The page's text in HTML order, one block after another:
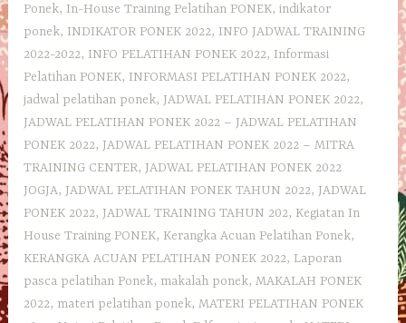
Ponek, In-House Training Pelatihan PONEK,indikator
ponek, INDIKATOR PONEK 2022, INFO JADWAL TRAINING
2022-2022, INFO PELATIHAN PONEK 2022, Informasi
Pelatihan PONEK, INFORMASI PELATIHAN PONEK 2022,
jadwal pelatihan ponek, JADWAL PELATIHAN PONEK 2022,
JADWAL PELATIHAN PONEK 2022 – JADWAL PELATIHAN
PONEK 2022, JADWAL PELATIHAN PONEK 2022 – MITRA
TRAINING CENTER, JADWAL PELATIHAN PONEK 2022
JOGJA, JADWAL PELATIHAN PONEK TAHUN 2022, JADWAL
PONEK 2022, JADWAL TRAINING TAHUN 202, Kegiatan In
House Training PONEK, Kerangka Acuan Pelatihan Ponek,
KERANGKA ACUAN PELATIHAN PONEK 2022, Laporan
pasca pelatihan Ponek, makalah ponek,MAKALAH PONEK
2022, materi pelatihan ponek,MATERI PELATIHAN PONEK